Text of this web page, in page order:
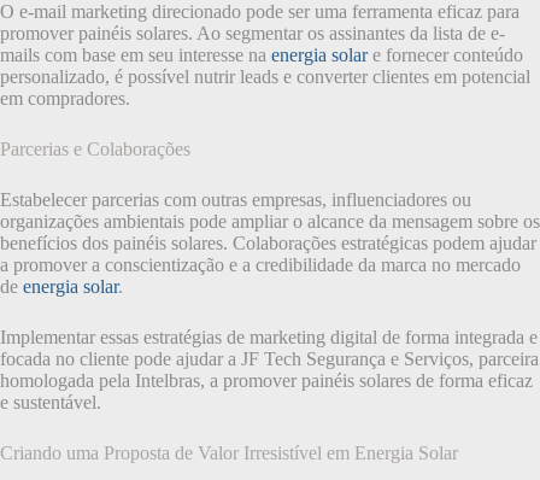
O e-mail marketing direcionado pode ser uma ferramenta eficaz para
promover painéis solares. Ao segmentar os assinantes da lista de e-
mails com base em seu interesse na energia solare fornecer conteúdo
personalizado, é possível nutrir leads e converter clientes em potencial
em compradores.
Parcerias e Colaborações
Estabelecer parcerias com outras empresas, influenciadores ou
organizações ambientais pode ampliar o alcance da mensagem sobre os
benefícios dos painéis solares. Colaborações estratégicas podem ajudar
a promover a conscientização e a credibilidade da marca no mercado
de energia solar.
Implementar essas estratégias de marketing digital de forma integrada e
focada no cliente pode ajudar a JF Tech Segurança e Serviços, parceira
homologada pela Intelbras, a promover painéis solares de forma eficaz
e sustentável.
Criando uma Proposta de Valor Irresistível em Energia Solar